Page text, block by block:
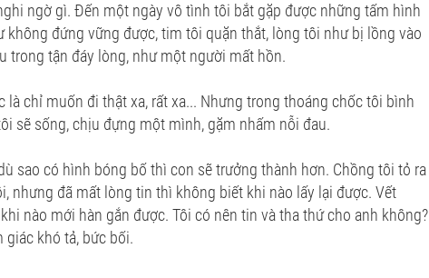
ngờ gì. Đến một ngày vô tình tôi bắt gặp được những tấm hình
không đứng vững được, tim tôi quặn thắt, lòng tôi như bị lồng vào
trong tận đáy lòng, như một người mất hồn.
chỉ muốn đi thật xa, rất xa... Nhưng trong thoáng chốc tôi bình
sẽ sống, chịu đựng một mình, gặm nhấm nỗi đau.
sao có hình bóng bố thì con sẽ trưởng thành hơn. Chồng tôi tỏ ra
nhưng đã mất lòng tin thì không biết khi nào lấy lại được. Vết
nào mới hàn gắn được. Tôi có nên tin và tha thứ cho anh không?
giác khó tả, bức bối.